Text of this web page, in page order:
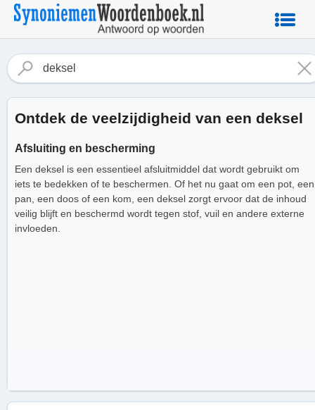
Ontdek de veelzijdigheid van een deksel
Afsluiting en bescherming
Een deksel is een essentieel afsluitmiddel dat wordt gebruikt om
iets te bedekken of te beschermen. Of het nu gaat om een pot, een
pan, een doos of een kom, een deksel zorgt ervoor dat de inhoud
veilig blijft en beschermd wordt tegen stof, vuil en andere externe
invloeden.